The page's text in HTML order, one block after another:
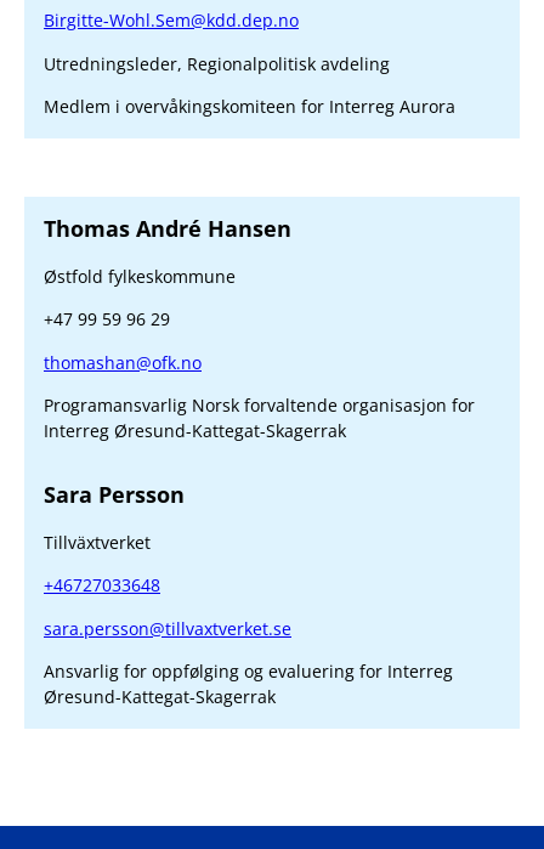
Birgitte-Wohl.Sem@kdd.dep.no
Utredningsleder, Regionalpolitisk avdeling
Medlem i overvåkingskomiteen for Interreg Aurora
Thomas André Hansen
Østfold fylkeskommune
+47 99 59 96 29
thomashan@ofk.no
Programansvarlig Norsk forvaltende organisasjon for
Interreg Øresund-Kattegat-Skagerrak
Sara Persson
Tillväxtverket
+46727033648
sara.persson@tillvaxtverket.se
Ansvarlig for oppfølging og evaluering for Interreg
Øresund-Kattegat-Skagerrak